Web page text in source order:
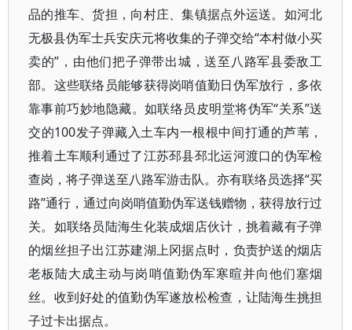
品的推车、货担，向村庄、集镇据点外运送。如河北
无极县伪军士兵安庆元将收集的子弹交给“本村做小买
卖的”，由他们把子弹带出城，送至八路军县委敌工
部。这些联络员能够获得岗哨值勤日伪军放行，多依
靠事前巧妙地隐藏。如联络员皮明堂将伪军“关系”送
交的100发子弹藏入土车内一根根中间打通的芦苇，
推着土车顺利通过了江苏邳县邳北运河渡口的伪军检
查岗，将子弹送至八路军游击队。亦有联络员选择“买
路”通行，通过向岗哨值勤伪军送钱赠物，获得放行过
关。如联络员陆海生化装成烟店伙计，挑着藏有子弹
的烟丝担子出江苏建湖上冈据点时，负责护送的烟店
老板陆大成主动与岗哨值勤伪军寒暄并向他们塞烟
丝。收到好处的值勤伪军遂放松检查，让陆海生挑担
子过卡出据点。